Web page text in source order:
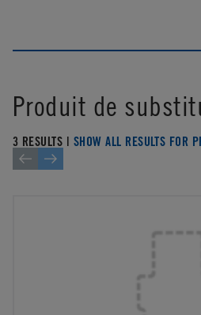
Produit de
3 RESULTS | SHOW ALL RESULTS FOR